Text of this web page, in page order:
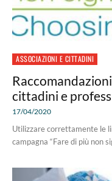
ASSOCIAZIONI E CITTADINI
cittadini e
17/04/2020
Utilizzare correttamente le
campagna “Fare di più non